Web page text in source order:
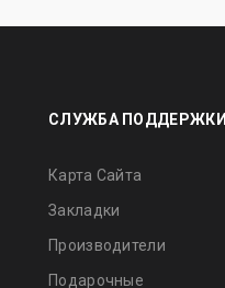
СЛУЖБА ПОДДЕРЖКИ
Карта Сайта
Закладки
Производители
Подарочные